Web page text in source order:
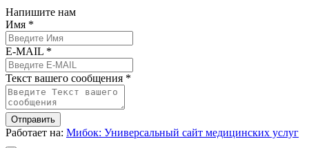
Напишите нам
Имя *
E-MAIL *
Текст вашего сообщения *
Отправить
Работает на: Мибок: Универсальный сайт медицинских услуг